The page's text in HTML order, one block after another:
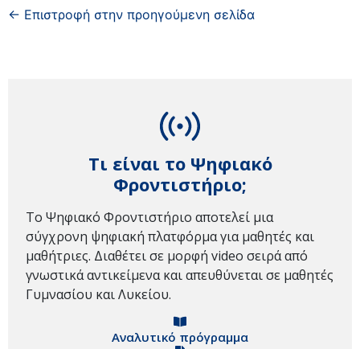
← Επιστροφή στην προηγούμενη σελίδα
Τι είναι το Ψηφιακό
Φροντιστήριο;
Το Ψηφιακό Φροντιστήριο αποτελεί μια
σύγχρονη ψηφιακή πλατφόρμα για μαθητές και
μαθήτριες. Διαθέτει σε μορφή video σειρά από
γνωστικά αντικείμενα και απευθύνεται σε μαθητές
Γυμνασίου και Λυκείου.
Αναλυτικό πρόγραμμα